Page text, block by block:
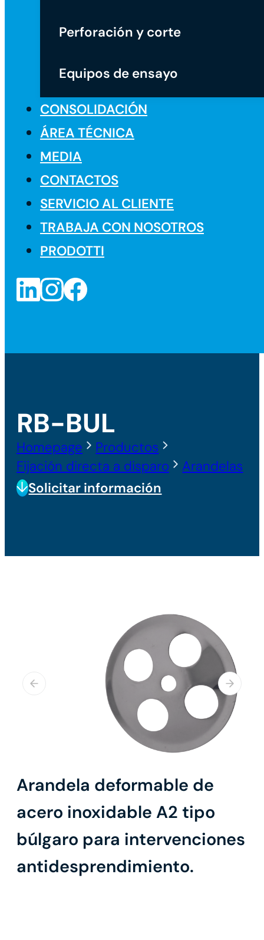
Perforación y corte
Equipos de ensayo
CONSOLIDACIÓN
ÁREA TÉCNICA
MEDIA
CONTACTOS
SERVICIO AL CLIENTE
TRABAJA CON NOSOTROS
PRODOTTI
RB-BUL
Homepage
Productos
Fijación directa a disparo
Arandelas
Solicitar información
Arandela deformable de
acero inoxidable A2 tipo
búlgaro para intervenciones
antidesprendimiento.